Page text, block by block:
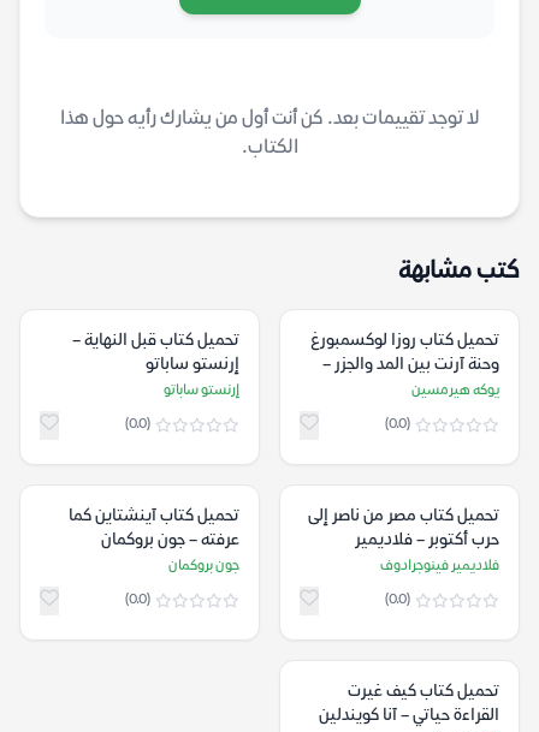
لا توجد تقييمات بعد. كن أنت أول من يشارك رأيه حول هذا
الكتاب.
كتب مشابهة
تحميل كتاب روزا لوكسمبورغ
وحنة آرنت بين المد والجزر –
يوكه هيرمسين
يوكه هيرمسين
(0.0)
تحميل كتاب قبل النهاية –
إرنستو ساباتو
إرنستو ساباتو
(0.0)
تحميل كتاب مصر من ناصر إلى
حرب أكتوبر – فلاديمير
فينوجرادوف
فلاديمير فينوجرادوف
(0.0)
تحميل كتاب آينشتاين كما
عرفته – جون بروكمان
جون بروكمان
(0.0)
تحميل كتاب كيف غيرت
القراءة حياتي – آنا كويندلين